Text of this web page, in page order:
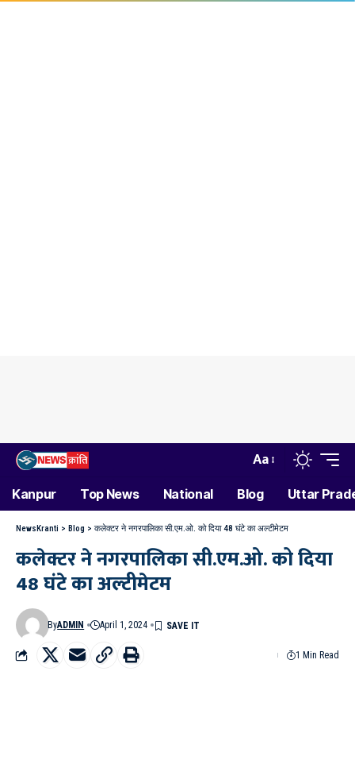
Aa
Kanpur Top News National Blog Uttar
NewsKranti > Blog > कलेक्टर ने नगरपालिका सी.एम.ओ. को दिया 48 घंटे का अल्टीमेटम
कलेक्टर ने नगरपालिका सी.एम.ओ. को दिया
48 घंटे का अल्टीमेटम
ByADMIN April 1, 2024
1 Min Read